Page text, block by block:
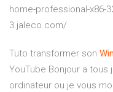
home-professional-x86-
3.jaleco.com/
Tuto transformer son
YouTube Bonjour a tous
ordinateur ou je vous